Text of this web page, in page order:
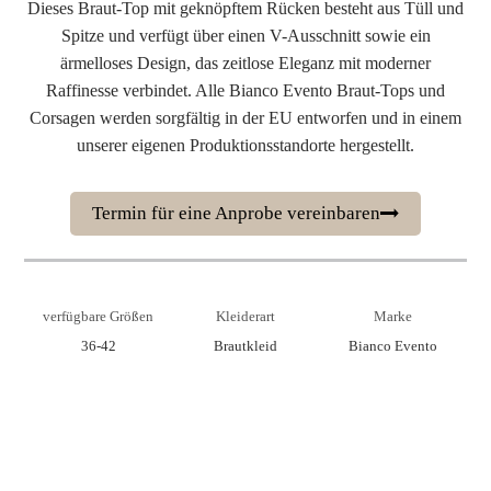
Dieses Braut-Top mit geknöpftem Rücken besteht aus Tüll und
Spitze und verfügt über einen V-Ausschnitt sowie ein
ärmelloses Design, das zeitlose Eleganz mit moderner
Raffinesse verbindet. Alle Bianco Evento Braut-Tops und
Corsagen werden sorgfältig in der EU entworfen und in einem
unserer eigenen Produktionsstandorte hergestellt.
Termin für eine Anprobe vereinbaren
verfügbare Größen
36-42
Kleiderart
Brautkleid
Marke
Bianco Evento